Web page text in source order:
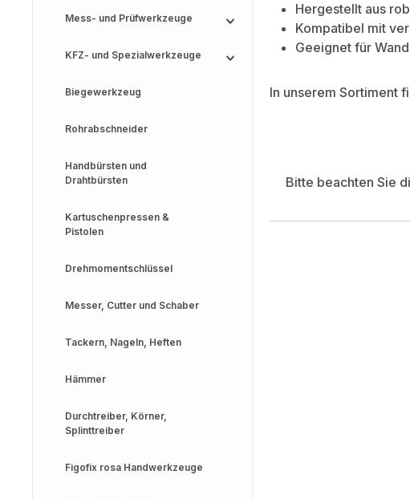
Mess- und Prüfwerkzeuge
KFZ- und Spezialwerkzeuge
Biegewerkzeug
Rohrabschneider
Handbürsten und
Drahtbürsten
Kartuschenpressen &
Pistolen
Drehmomentschlüssel
Messer, Cutter und Schaber
Tackern, Nageln, Heften
Hämmer
Durchtreiber, Körner,
Splinttreiber
Figofix rosa Handwerkzeuge
Hergestellt aus
Kompatibel mit
Geeignet für
In unserem Sortiment
Bitte beachten Sie